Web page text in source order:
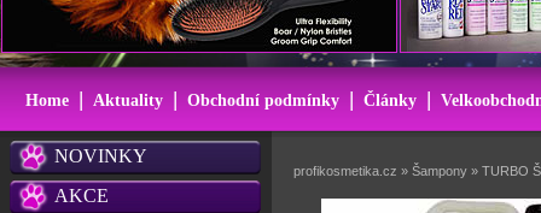
Home | Aktuality | Obchodní podmínky | Články |
NOVINKY
AKCE
profikosmetika.cz » Šampony » TURBO